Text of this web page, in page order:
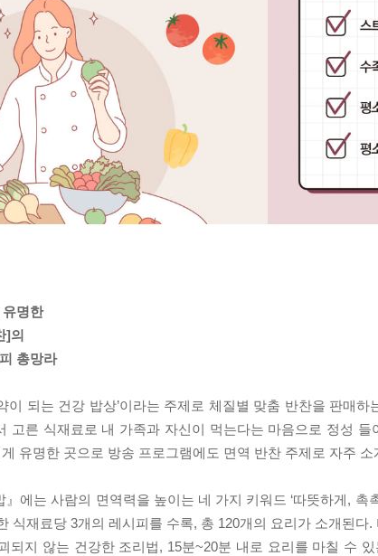
유명한
]의
총망라
이 되는 건강 밥상’이라는 주제로 체질별 맞춤 반찬을 판매
고른 식재료로 내 가족과 자신이 먹는다는 마음으로 정성
유명한 곳으로 방송 프로그램에도 면역 반찬 주제로 자주 소
』에는 사람의 면역력을 높이는 네 가지 키워드 ‘따뜻하게,
식재료당 3개의 레시피를 수록, 총 120개의 요리가 소개된
되지 않는 건강한 조리법, 15분~20분 내로 요리를 마칠 수